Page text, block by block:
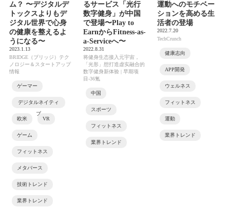
ム？ 〜デジタルデ
トックスよりもデ
ジタル世界で心身
の健康を整えるよ
うになる〜
2023.1.13
BRIDGE（ブリッジ）テク
ノロジー＆スタートアップ
情報
ゲーマー
デジタルネイティ
ブ
欧米
VR
ゲーム
フィットネス
メタバース
技術トレンド
業界トレンド
るサービス「光行
数字健身」が中国
で登場〜Play to
EarnからFitness-as-
a-Serviceへ〜
2022.8.31
将健身生态接入元宇宙，
「光形」想打造虚实融合的
数字健身新体验 | 早期项
目-36氪
中国
スポーツ
フィットネス
業界トレンド
運動へのモチベー
ションを高める生
活者の登場
2022.7.20
TechCrunch
健康志向
APP開発
ウェルネス
フィットネス
運動
業界トレンド